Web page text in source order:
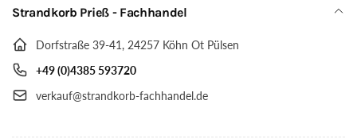
Größe
Stoffdessin
bordeaux
cappuccino,
wählbar,
Stoffdessin
Strandkorb Prieß - Fachhandel
Dorfstraße 39-41, 24257 Köhn Ot Pülsen
+49 (0)4385 593720
verkauf@strandkorb-fachhandel.de